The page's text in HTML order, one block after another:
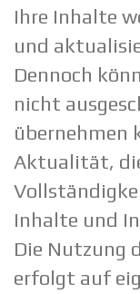
Ihre Inhalte
und
Dennoch
nicht
übernehmen
Aktualität,
Inhalte und
Die Nutzung
erfolgt auf